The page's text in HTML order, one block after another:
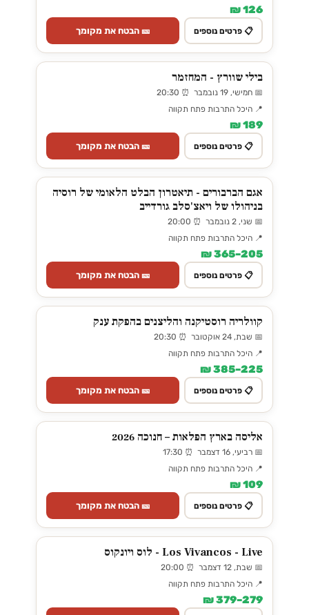
126 ₪
📋 פרטים נוספים 🎫 הבטח את מקומך
בילי שוורץ - המחזמר
📅 חמישי, 19 נובמבר ⏰ 20:30
📍 היכל התרבות פתח תקווה
189 ₪
📋 פרטים נוספים 🎫 הבטח את מקומך
אגם הברבורים - תיאטרון הבלט הלאומי של רוסיה
בניהולו של ויאצ'סלב גורדייב
📅 שני, 2 נובמבר ⏰ 20:00
📍 היכל התרבות פתח תקווה
205–365 ₪
📋 פרטים נוספים 🎫 הבטח את מקומך
קוולריה רוסטיקנה והליצנים בהפקת ענק
📅 שבת, 24 אוקטובר ⏰ 20:30
📍 היכל התרבות פתח תקווה
225–385 ₪
📋 פרטים נוספים 🎫 הבטח את מקומך
אליסה בארץ הפלאות – חנוכה 2026
📅 רביעי, 16 דצמבר ⏰ 17:30
📍 היכל התרבות פתח תקווה
109 ₪
📋 פרטים נוספים 🎫 הבטח את מקומך
Los Vivancos - Live - לוס ויונקוס
📅 שבת, 12 דצמבר ⏰ 20:00
📍 היכל התרבות פתח תקווה
279–379 ₪